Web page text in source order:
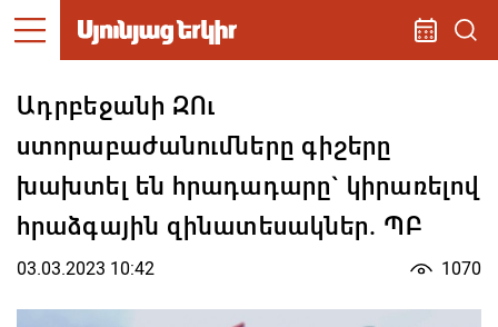
Ադրբեջանի ԶՈւ
ստորաբաժանումները գիշերը
խախտել են հրադադարը` կիրառելով
հրաձգային զինատեսակներ. ՊԲ
03.03.2023 10:42 1070